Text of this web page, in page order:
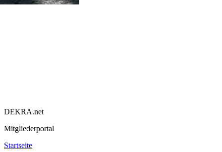
DEKRA.net
Mitgliederportal
Startseite